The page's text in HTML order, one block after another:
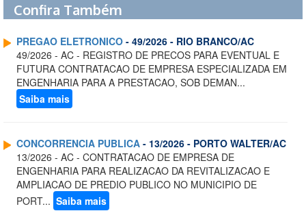
Confira Também
PREGAO ELETRONICO - 49/2026 - RIO BRANCO/AC
49/2026 - AC - REGISTRO DE PRECOS PARA EVENTUAL E
FUTURA CONTRATACAO DE EMPRESA ESPECIALIZADA EM
ENGENHARIA PARA A PRESTACAO, SOB DEMAN...
Saiba mais
CONCORRENCIA PUBLICA - 13/2026 - PORTO WALTER/AC
13/2026 - AC - CONTRATACAO DE EMPRESA DE
ENGENHARIA PARA REALIZACAO DA REVITALIZACAO E
AMPLIACAO DE PREDIO PUBLICO NO MUNICIPIO DE
PORT... Saiba mais